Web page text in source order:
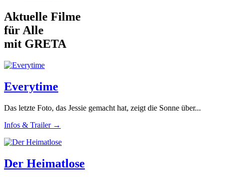
Aktuelle Filme
für Alle
mit GRETA
Everytime
Das letzte Foto, das Jessie gemacht hat, zeigt die Sonne über...
Infos & Trailer →
Der Heimatlose